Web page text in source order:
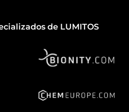
de LUMITOS